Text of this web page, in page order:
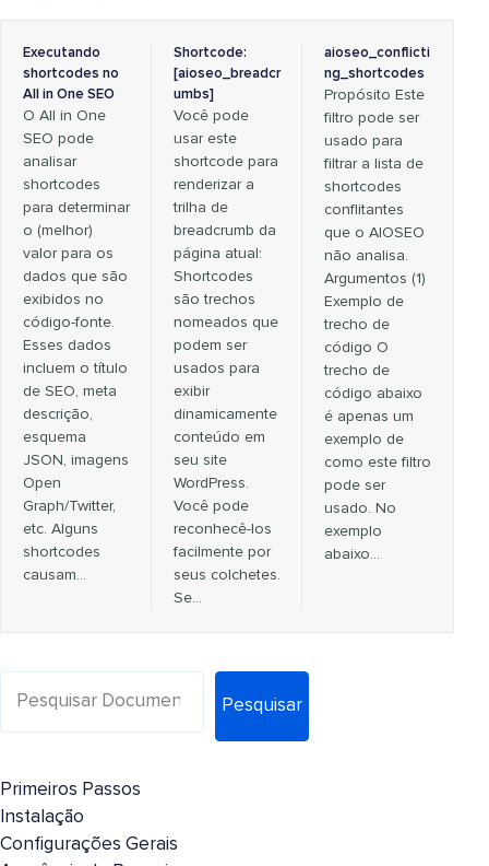
Executando
shortcodes no
All in One SEO
O All in One
SEO pode
analisar
shortcodes
para determinar
o (melhor)
valor para os
dados que são
exibidos no
código-fonte.
Esses dados
incluem o título
de SEO, meta
descrição,
esquema
JSON, imagens
Open
Graph/Twitter,
etc. Alguns
shortcodes
causam…
Shortcode:
[aioseo_breadcr
umbs]
Você pode
usar este
shortcode para
renderizar a
trilha de
breadcrumb da
página atual:
Shortcodes
são trechos
nomeados que
podem ser
usados para
exibir
dinamicamente
conteúdo em
seu site
WordPress.
Você pode
reconhecê-los
facilmente por
seus colchetes.
Se…
aioseo_conflicti
ng_shortcodes
Propósito Este
filtro pode ser
usado para
filtrar a lista de
shortcodes
conflitantes
que o AIOSEO
não analisa.
Argumentos (1)
Exemplo de
trecho de
código O
trecho de
código abaixo
é apenas um
exemplo de
como este filtro
pode ser
usado. No
exemplo
abaixo…
Pesquisar
Primeiros Passos
Instalação
Configurações Gerais